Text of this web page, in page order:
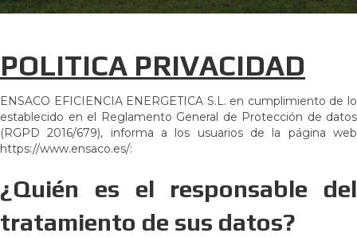
POLITICA PRIVACIDAD
ENSACO EFICIENCIA ENERGETICA S.L. en cumplimiento de lo
establecido en el Reglamento General de Protección de datos
(RGPD 2016/679), informa a los usuarios de la página web
https://www.ensaco.es/:
¿Quién es el responsable del
tratamiento de sus datos?